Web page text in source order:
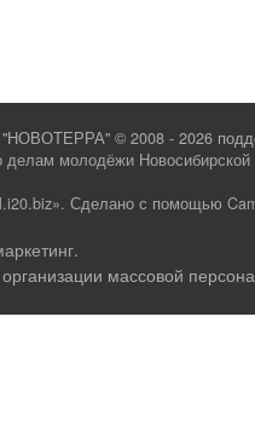
"НОВОТЕРРА" © 2008 - 2026
делам молодёжи Новосибирской
. Сделано с помощью
.
массовой